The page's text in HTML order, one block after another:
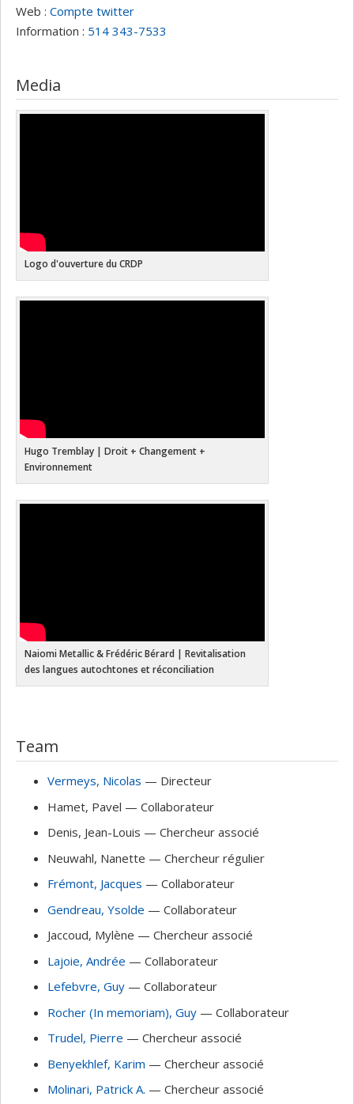
Web : Compte twitter
Information : 514 343-7533
Media
Logo d'ouverture du CRDP
Hugo Tremblay | Droit + Changement +
Environnement
Naiomi Metallic & Frédéric Bérard | Revitalisation
des langues autochtones et réconciliation
Team
Vermeys, Nicolas — Directeur
Hamet, Pavel — Collaborateur
Denis, Jean-Louis — Chercheur associé
Neuwahl, Nanette — Chercheur régulier
Frémont, Jacques — Collaborateur
Gendreau, Ysolde — Collaborateur
Jaccoud, Mylène — Chercheur associé
Lajoie, Andrée — Collaborateur
Lefebvre, Guy — Collaborateur
Rocher (In memoriam), Guy — Collaborateur
Trudel, Pierre — Chercheur associé
Benyekhlef, Karim — Chercheur associé
Molinari, Patrick A. — Chercheur associé